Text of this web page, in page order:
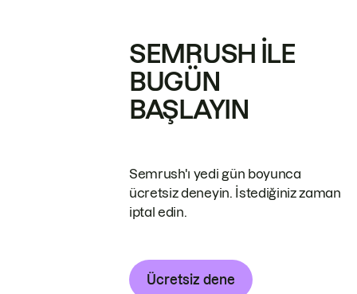
SEMRUSH ILE
BUGÜN
BAŞLAYIN
Semrush'ı yedi gün boyunca
ücretsiz deneyin. İstediğiniz zaman
iptal edin.
Ücretsiz dene